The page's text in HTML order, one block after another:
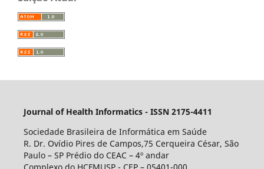
Journal of Health Informatics - ISSN 2175-4411
Sociedade Brasileira de Informática em Saúde
R. Dr. Ovídio Pires de Campos,75 Cerqueira César, São
Paulo – SP Prédio do CEAC – 4º andar